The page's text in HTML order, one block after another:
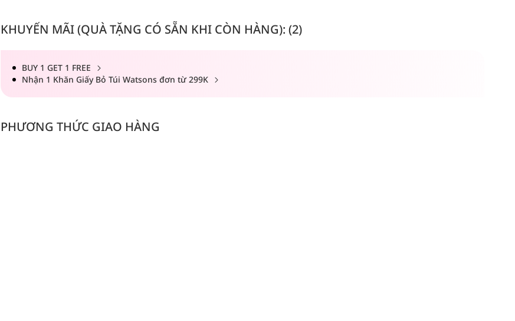
KHUYẾN MÃI (QUÀ TẶNG CÓ SẴN KHI CÒN HÀNG): (2)
BUY 1 GET 1 FREE
Nhận 1 Khăn Giấy Bỏ Túi Watsons đơn từ 299K
PHƯƠNG THỨC GIAO HÀNG